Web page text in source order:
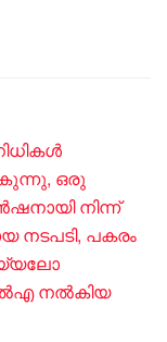
ഒരു
നിന്ന്
പകരം
നൽകിയ